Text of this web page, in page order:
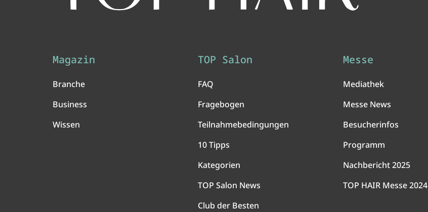
Magazin
Branche
Business
Wissen
TOP Salon
FAQ
Fragebogen
Teilnahmebedingungen
10 Tipps
Kategorien
TOP Salon News
Club der Besten
Messe
Mediathek
Messe News
Besucherinfos
Programm
Nachbericht 2025
TOP HAIR Messe 2024